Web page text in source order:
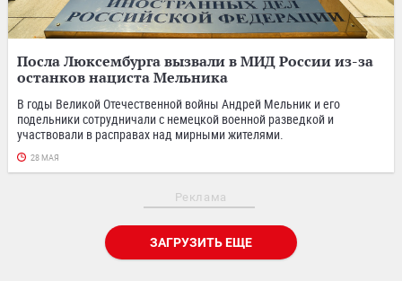
Посла Люксембурга вызвали в МИД России из-за
останков нациста Мельника
В годы Великой Отечественной войны Андрей Мельник и его
подельники сотрудничали с немецкой военной разведкой и
участвовали в расправах над мирными жителями.
28 МАЯ
Реклама
ЗАГРУЗИТЬ ЕЩЕ